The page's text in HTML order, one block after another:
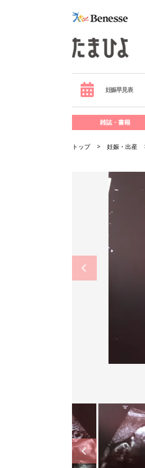
妊娠早見表
雑誌・書籍
トップ 妊娠・出産